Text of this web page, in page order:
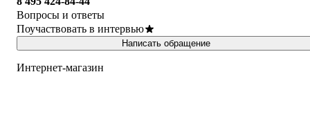
Вопросы и ответы
Поучаствовать в интервью
Написать обращение
Интернет-магазин